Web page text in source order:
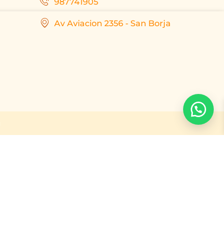
Av Aviacion 2356 - San Borja